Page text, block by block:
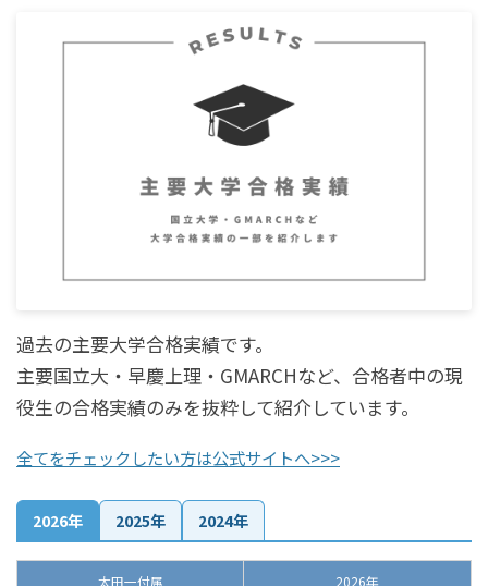
過去の主要大学合格実績です。
主要国立大・早慶上理・GMARCHなど、合格者中の現
役生の合格実績のみを抜粋して紹介しています。
全てをチェックしたい方は公式サイトへ>>>
2026年 2025年 2024年
太田一付属 2026年